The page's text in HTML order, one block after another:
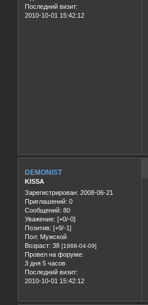
Последний визит:
2010-10-01 15:42:12
DEMONIST
KISSA
Зарегистрирован: 2008-06-21
Приглашений: 0
Сообщений: 80
Уважение: [+0/-0]
Позитив: [+9/-1]
Пол: Мужской
Возраст: 38 [1988-04-09]
Провел на форуме:
3 дня 5 часов
Последний визит:
2010-10-01 15:42:12